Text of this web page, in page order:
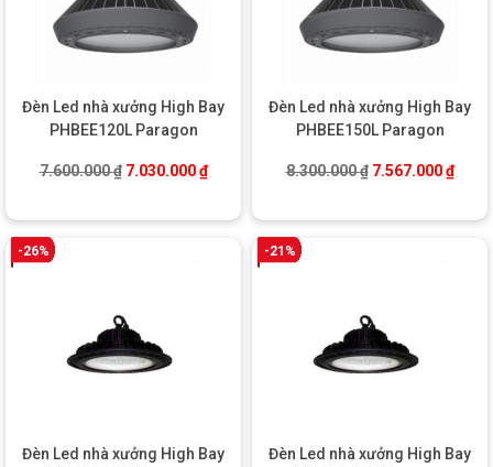
Đèn Led nhà xưởng High Bay
PHBEE120L Paragon
7.600.000₫ Giá gốc là: 7.600.000 ₫.
7.030.000₫Giá hiện tại là: 7.030.000 ₫.
Đèn Led nhà xưởng High Bay
PHBEE150L Paragon
8.300.000₫ Giá gốc là:
7.567.000₫Giá
-26%
Đèn Led nhà xưởng High Bay
-21%
Đèn Led nhà xưởng High Bay